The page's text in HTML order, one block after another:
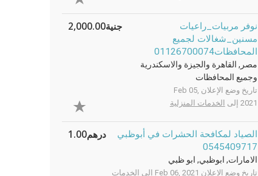
نوفر مربيات_راعيات
مسنين_شغالات لجميع
المحافظات01126700074
مصر, القاهرة والجيزة والاسكندرية
وجميع المحافظات
تاريخ وضع الإعلان Feb 05,
2021 إلى
الخدمات المنزلية
جنية2,000.00
الصياد لمكافحة الحشرات في أبوظبي
0545409717
الامارات, ابوظبي, ابو ظبي
تاريخ وضع الإعلان Feb 06, 2021 إلى الخدمات
درهم1.00